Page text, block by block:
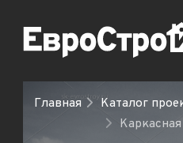
Главная Каталог